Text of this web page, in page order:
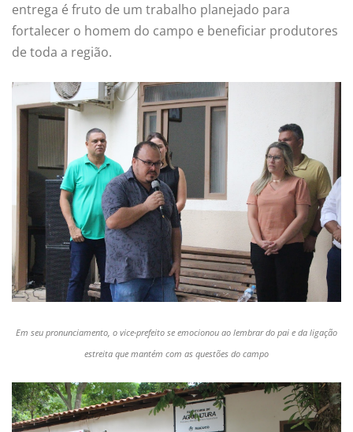
entrega é fruto de um trabalho planejado para
fortalecer o homem do campo e beneficiar produtores
de toda a região.
Em seu pronunciamento, o vice-prefeito se emocionou ao lembrar do pai e da ligação
estreita que mantém com as questões do campo